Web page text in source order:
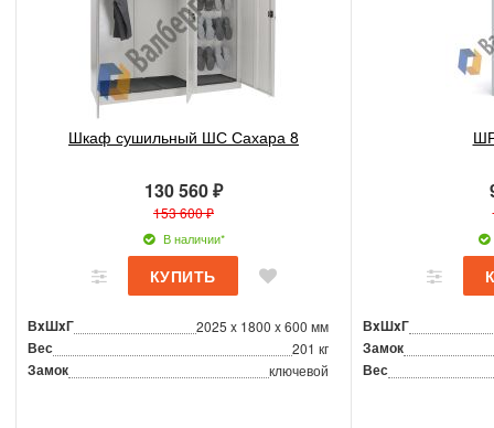
Шкаф сушильный ШС Сахара 8
130 560 ₽
153 600 ₽
В наличии*
ВxШxГ 2025 x 1800 x 600 мм
Вес 201 кг
Замок ключевой
ВxШxГ
Замок
Вес